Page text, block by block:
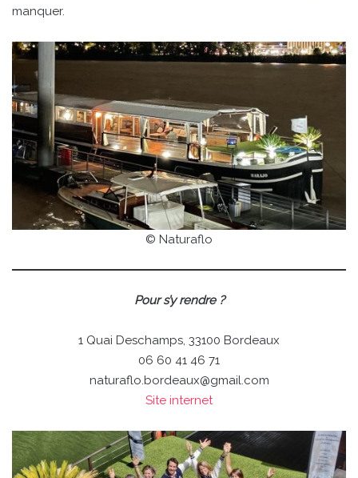
manquer.
© Naturaflo
Pour s’y rendre ?
1 Quai Deschamps, 33100 Bordeaux
06 60 41 46 71
naturaflo.bordeaux@gmail.com
Site internet